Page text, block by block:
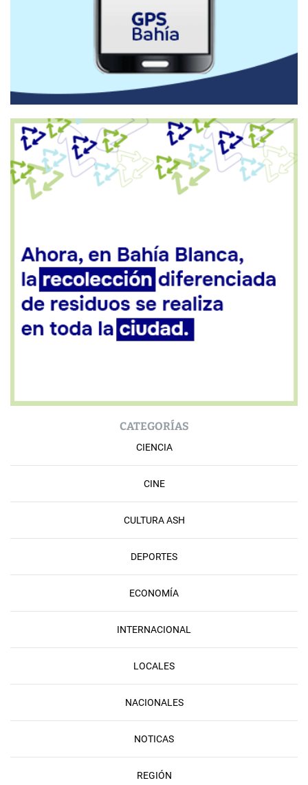
CATEGORÍAS
CIENCIA
CINE
CULTURA ASH
DEPORTES
ECONOMÍA
INTERNACIONAL
LOCALES
NACIONALES
NOTICAS
REGIÓN